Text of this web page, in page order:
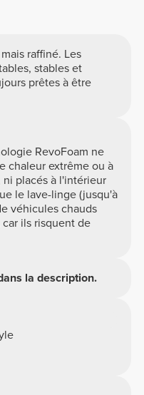
raffiné. Les
stables et
prêtes à être
RevoFoam ne
chaleur extrême ou à
placés à l'intérieur
le lave-linge (jusqu'à
véhicules chauds
ils risquent de
la description.